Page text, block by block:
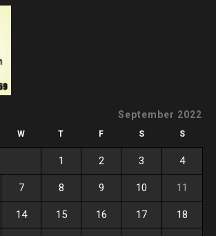
September 2022
W T F S S
1 2 3 4
7 8 9 10 11
14 15 16 17 18